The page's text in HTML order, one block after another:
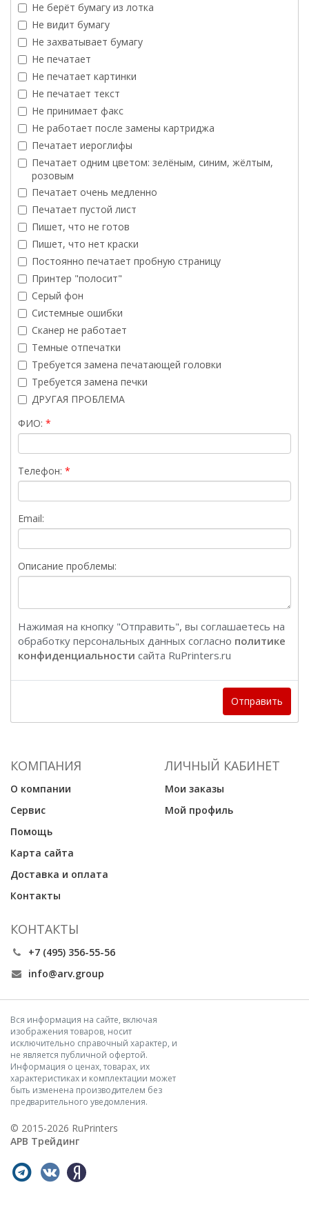
Не берёт бумагу из лотка
Не видит бумагу
Не захватывает бумагу
Не печатает
Не печатает картинки
Не печатает текст
Не принимает факс
Не работает после замены картриджа
Печатает иероглифы
Печатает одним цветом: зелёным, синим, жёлтым,
розовым
Печатает очень медленно
Печатает пустой лист
Пишет, что не готов
Пишет, что нет краски
Постоянно печатает пробную страницу
Принтер "полосит"
Серый фон
Системные ошибки
Сканер не работает
Темные отпечатки
Требуется замена печатающей головки
Требуется замена печки
ДРУГАЯ ПРОБЛЕМА
ФИО:
Телефон:
Email:
Описание проблемы:
Нажимая на кнопку "Отправить", вы соглашаетесь на
обработку персональных данных согласно политике
конфиденциальности сайта RuPrinters.ru
Отправить
КОМПАНИЯ
О компании
Сервис
Помощь
Карта сайта
Доставка и оплата
Контакты
ЛИЧНЫЙ КАБИНЕТ
Мои заказы
Мой профиль
КОНТАКТЫ
+7 (495) 356-55-56
info@arv.group
Вся информация на сайте, включая
изображения товаров, носит
исключительно справочный характер, и
не является публичной офертой.
Информация о ценах, товарах, их
характеристиках и комплектации может
быть изменена производителем без
предварительного уведомления.
© 2015-2026 RuPrinters
АРВ Трейдинг